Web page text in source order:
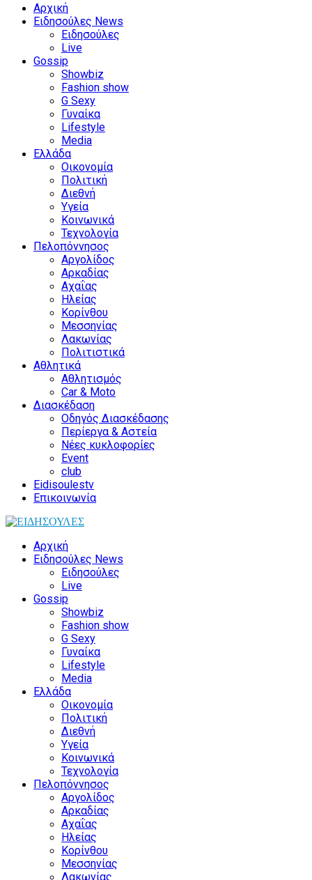
Αρχική
Ειδησούλες News
Ειδησούλες
Live
Gossip
Showbiz
Fashion show
G Sexy
Γυναίκα
Lifestyle
Media
Ελλάδα
Οικονομία
Πολιτική
Διεθνή
Υγεία
Κοινωνικά
Τεχνολογία
Πελοπόννησος
Αργολίδος
Αρκαδίας
Αχαΐας
Ηλείας
Κορίνθου
Μεσσηνίας
Λακωνίας
Πολιτιστικά
Αθλητικά
Αθλητισμός
Car & Moto
Διασκέδαση
Οδηγός Διασκέδασης
Περίεργα & Αστεία
Νέες κυκλοφορίες
Event
club
Eidisoulestv
Επικοινωνία
Αρχική
Ειδησούλες News
Ειδησούλες
Live
Gossip
Showbiz
Fashion show
G Sexy
Γυναίκα
Lifestyle
Media
Ελλάδα
Οικονομία
Πολιτική
Διεθνή
Υγεία
Κοινωνικά
Τεχνολογία
Πελοπόννησος
Αργολίδος
Αρκαδίας
Αχαΐας
Ηλείας
Κορίνθου
Μεσσηνίας
Λακωνίας